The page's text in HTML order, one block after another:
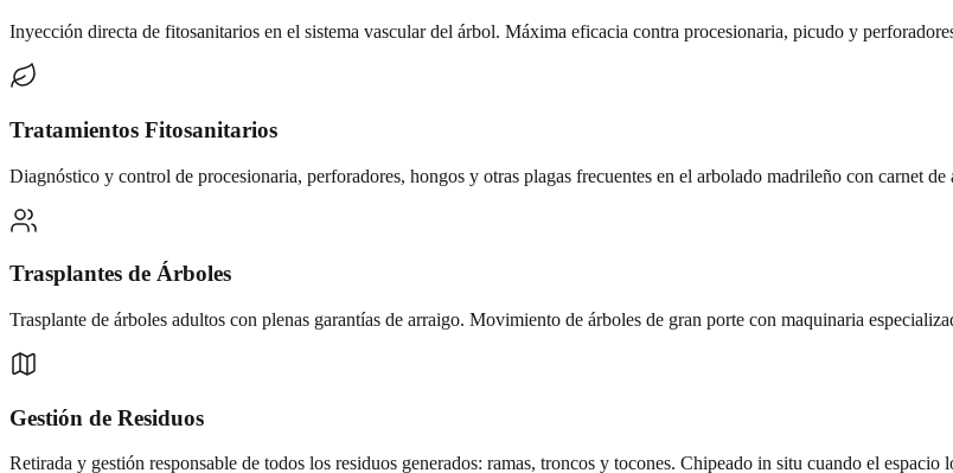
Inyección directa de fitosanitarios en el sistema vascular del árbol. Máxima eficacia contra procesionaria, picudo y
Tratamientos Fitosanitarios
Diagnóstico y control de procesionaria, perforadores, hongos y otras plagas frecuentes en el arbolado madrileño con carnet
Trasplantes de Árboles
Trasplante de árboles adultos con plenas garantías de arraigo. Movimiento de árboles de gran porte con maquinaria
Gestión de Residuos
Retirada y gestión responsable de todos los residuos generados: ramas, troncos y tocones. Chipeado in situ cuando el espacio